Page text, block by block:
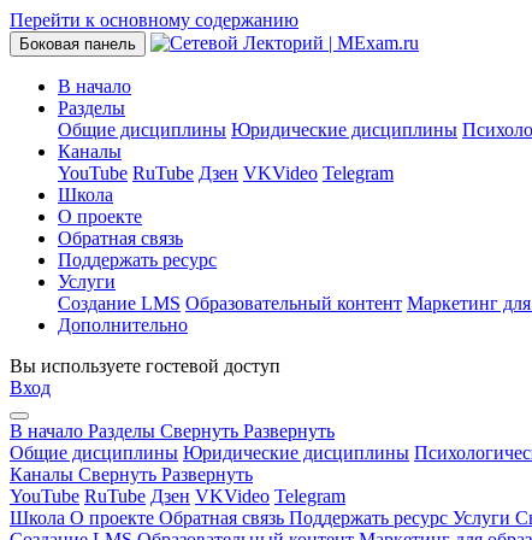
Перейти к основному содержанию
Боковая панель
В начало
Разделы
Общие дисциплины Юридические дисциплины
Каналы
YouTube RuTube Дзен VKVideo Telegram
Школа
О проекте
Обратная связь
Поддержать ресурс
Услуги
Создание LMS Образовательный контент Маркетинг
Дополнительно
Вы используете гостевой доступ
Вход
В начало Разделы Свернуть Развернуть
Общие дисциплины Юридические дисциплины
Каналы Свернуть Развернуть
YouTube RuTube Дзен VKVideo Telegram
Школа О проекте Обратная связь Поддержать ресурс Услуги